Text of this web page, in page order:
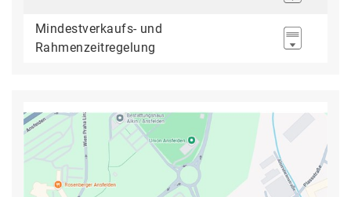
Mindestverkaufs- und
Rahmenzeitregelung